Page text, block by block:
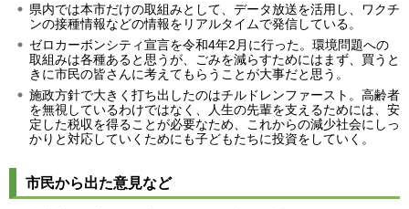
県内では本市だけの取組みとして、データ放送を活用し、ワクチ
ンの接種情報などの情報をリアルタイムで発信している。
ゼロカーボンシティ宣言を令和4年2月に行った。環境問題への
取組みは各種あると思うが、ごみを減らすためにはまず、買うと
きに市民の皆さんに考えてもらうことが大事だと思う。
施政方針で大きく打ち出したのはチルドレンファースト。高齢者
を無視しているわけではなく、人生の先輩を支えるためには、安
定した税収を得ることが必要なため、これからの減少社会にしっ
かりと対応していくためにも子どもたちに投資をしていく。
市民から出た意見など